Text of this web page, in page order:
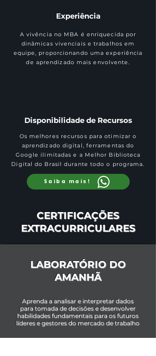
Experiência
A vivência no MBA é enriquecida por
dinâmicas vivenciais e trabalhos em
equipe, proporcionando uma experiência
de aprendizado mais envolvente.
Disponibilidade de Recursos
Os melhores recursos para otimizar o
aprendizado digital, ferramentas do
Google ilimitadas e a Melhor Biblioteca
Digital do Brasil durante todo o programa.
Saiba mais!
CERTIFICAÇÕES
EXTRACURRICULARES
LABORATÓRIO DO
AMANHÃ
Aprenda a analisar e interpretar dados
para tomada de decisões e desenvolver
habilidades fundamentais para os futuros
líderes e gestores do mercado de trabalho